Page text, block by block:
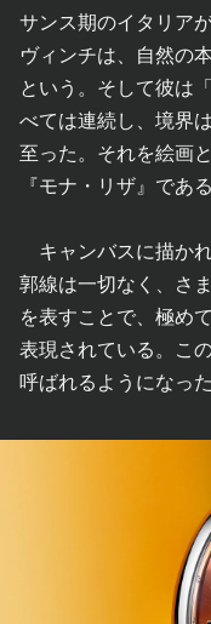
サンス期のイタリア
ヴィンチは、自然の
という。そして彼は
べては連続し、境界
至った。それを絵画
『モナ・リザ』である
キャンバスに描か
郭線は一切なく、さ
を表すことで、極め
表現されている。こ
呼ばれるようになった